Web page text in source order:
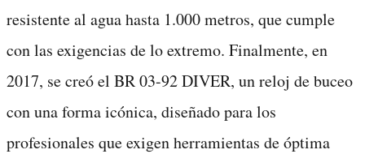
resistente al agua hasta 1.000 metros, que cumple
con las exigencias de lo extremo. Finalmente, en
2017, se creó el BR 03-92 DIVER, un reloj de buceo
con una forma icónica, diseñado para los
profesionales que exigen herramientas de óptima